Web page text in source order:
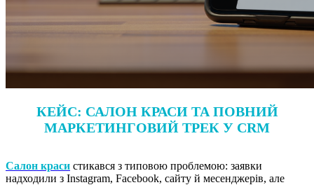
КЕЙС: САЛОН КРАСИ ТА ПОВНИЙ
МАРКЕТИНГОВИЙ ТРЕК У CRM
Салон краси стикався з типовою проблемою: заявки
надходили з Instagram, Facebook, сайту й месенджерів, але